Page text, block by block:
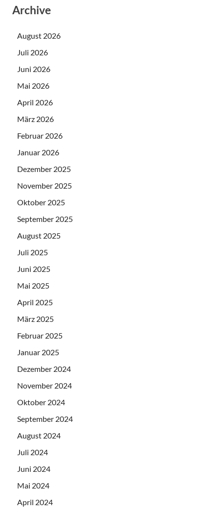
Archive
August 2026
Juli 2026
Juni 2026
Mai 2026
April 2026
März 2026
Februar 2026
Januar 2026
Dezember 2025
November 2025
Oktober 2025
September 2025
August 2025
Juli 2025
Juni 2025
Mai 2025
April 2025
März 2025
Februar 2025
Januar 2025
Dezember 2024
November 2024
Oktober 2024
September 2024
August 2024
Juli 2024
Juni 2024
Mai 2024
April 2024